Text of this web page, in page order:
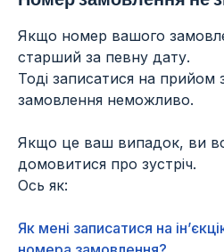
Якщо номер вашого
старший за певну дату.
Тоді записатися на прийом
замовлення неможливо.
Якщо це ваш випадок, ви
домовитися про зустріч.
Ось як:
Як мені записатися на